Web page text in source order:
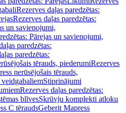
Rezerves daļas paredzētas:
Rezerves daļas paredzētas:
un savienojumi,
Pārejas un savienojumi,
paredzētas:
paredzētas:
tērauds, piederumiRezerves
nerūsējošais tērauds,
Stiprinājumi
Rezerves daļas paredzētas:
blīvesSkrūvju komplekti atloku
C tēraudsGeberit Mapress